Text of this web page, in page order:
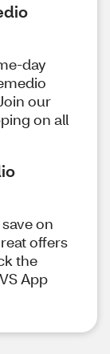
day
our
on all
on
offers
the
App